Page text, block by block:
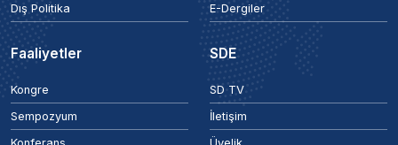
Dış Politika
E-Dergiler
Faaliyetler
Kongre
Sempozyum
SDE
SD TV
İletişim